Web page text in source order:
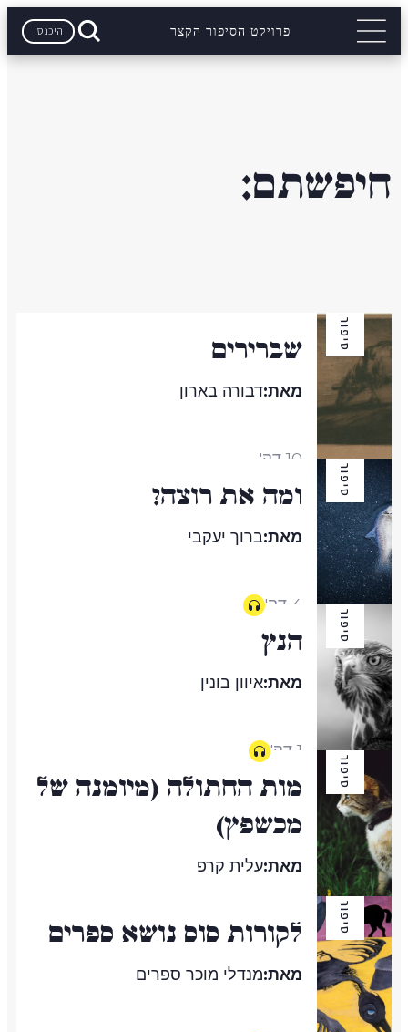
פרויקט הסיפור הקצר היכנסו
חיפשתם:
סיפור שברירים
מאת:דבורה בארון
10 דק'
סיפור ומה את רוצה?
מאת:ברוך יעקבי
4 דק'
סיפור הנץ
מאת:איוון בונין
1 דק'
סיפור
מות החתולה (מיומנה של
מכשֶפֶץ)
מאת:עלית קרפ
3 דק' סיפור לקורות סוס נושא ספרים
מאת:מנדלי מוכר ספרים